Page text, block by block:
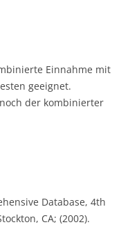
Einnahme mit
geeignet.
der kombinierter
Database, 4th
CA; (2002).